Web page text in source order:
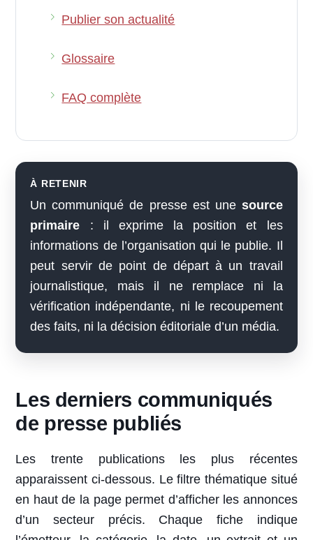
Publier son actualité
Glossaire
FAQ complète
À RETENIR
Un communiqué de presse est une source
primaire : il exprime la position et les
informations de l’organisation qui le publie. Il
peut servir de point de départ à un travail
journalistique, mais il ne remplace ni la
vérification indépendante, ni le recoupement
des faits, ni la décision éditoriale d’un média.
Les derniers communiqués
de presse publiés
Les trente publications les plus récentes
apparaissent ci-dessous. Le filtre thématique situé
en haut de la page permet d’afficher les annonces
d’un secteur précis. Chaque fiche indique